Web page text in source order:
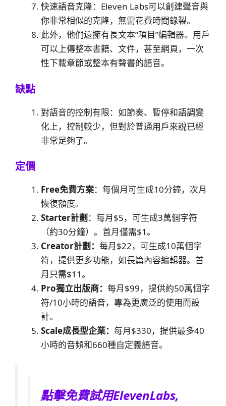
快速語音克隆：Eleven Labs可以創建聲音與
你非常相似的克隆，無需花費時間錄製。
此外，他們還擁有長文本“項目”編輯器。用戶
可以上傳整本書籍、文件，甚至網頁，一次
性下載章節或整本有聲書的語音。
缺點
對語音的控制有限：如節奏、暫停和語調變
化上，控制較少，但對於普通用戶來說已經
非常足夠了。
定價
Free免費方案：每個月可生成10分鐘，次月
恢復額度。
Starter計劃 ：每月$5，可生成3萬個字符
（約30分鐘）。首月僅需$1。
Creator計劃： 每月$22，可生成10萬個字
符，提供更多功能，如長篇內容編輯器。首
月只需$11。
Pro獨立出版商： 每月$99，提供約50萬個字
符/10小時的語音，專為更廣泛的使用而設
計。
Scale成長型企業： 每月$330，提供最多40
小時的音頻和660種自定義語音。
點擊免費試用ElevenLabs,